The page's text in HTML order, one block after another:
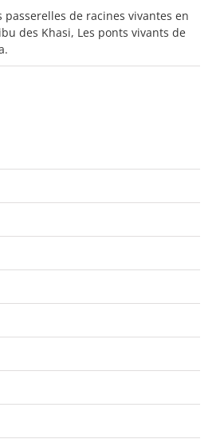
passerelles de racines vivantes en
des Khasi, Les ponts vivants de